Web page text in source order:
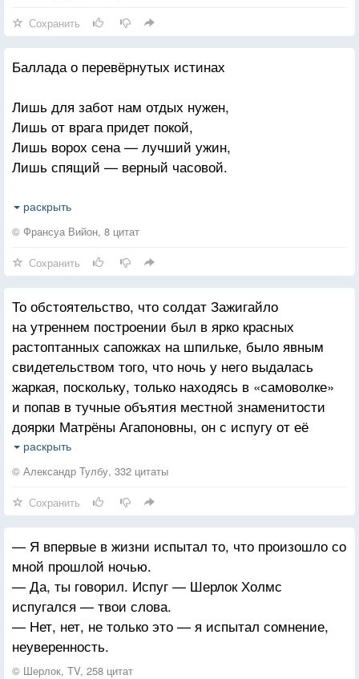
Средь суеты, в плену успеха, вдруг,
Тебя безжалостно за горло схватит
Холодный, неподвластный нам испуг:
В сетях забот и неотложных дел
А может главное — и проворонил
А может главное — и проглядел
Палитрой красок засверкает серый мир
Не нужно бесконечных жалоб, что нет сил.
Постой! Остановись! Хоть на секунду,
Куда спешишь, чего опять забыл?
Остановись, взгляни на это небо,
На солнце или дождь, что утром лил
И улыбнись всему и всем, — поверь не сложно!
Пока не поздно и на это хватит сил
Сохранить
Баллада о перевёрнутых истинах
Лишь для забот нам отдых нужен,
Лишь от врага придет покой,
Лишь ворох сена — лучший ужин,
Лишь спящий — верный часовой.
К добру приводит лишь измена,
Лишь трус — заведомый смельчак,
И лишь влюбленный — не дурак.
Лишь призрак — смысл существования,
А всех почтеннее бандит,
Смех вызывает лишь страданья,
Молва лишь фарсом дорожит.
Оценка истинная — в лести,
Богат деньгами лишь бедняк,
В одном обмане сущность чести,
И лишь влюбленный — не дурак.
Лишь преступления не презренны,
Блаженство лишь среди хлопот,
Одни ничтожества священны,
Прекрасен лишь фальшивый плод.
Лишь мерзость славится по праву,
Лишь в непотребстве высший смак,
Одним печальным все забава,
И лишь влюбленный — не дурак.
раскрыть
© Франсуа Вийон, 8 цитат
Сохранить
То обстоятельство, что солдат Зажигайло
на утреннем построении был в ярко красных
растоптанных сапожках на шпильке, было явным
свидетельством того, что ночь у него выдалась
жаркая, поскольку, только находясь в «самоволке»
и попав в тучные объятия местной знаменитости
доярки Матрёны Агапоновны, он с испугу от её
обширных телесов, мог напялить её сапожки,
которые известны всей роте, и прямиком в часть.
раскрыть
© Александр Тулбу, 332 цитаты
Сохранить
— Я впервые в жизни испытал то, что произошло со
мной прошлой ночью.
— Да, ты говорил. Испуг — Шерлок Холмс
испугался — твои слова.
— Нет, нет, не только это — я испытал сомнение,
неуверенность.
© Шерлок, TV, 258 цитат